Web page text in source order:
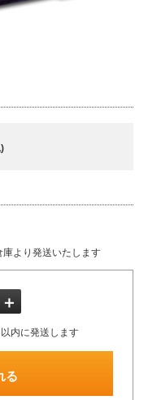
)
庫より発送いたします
＋
内に発送します
る